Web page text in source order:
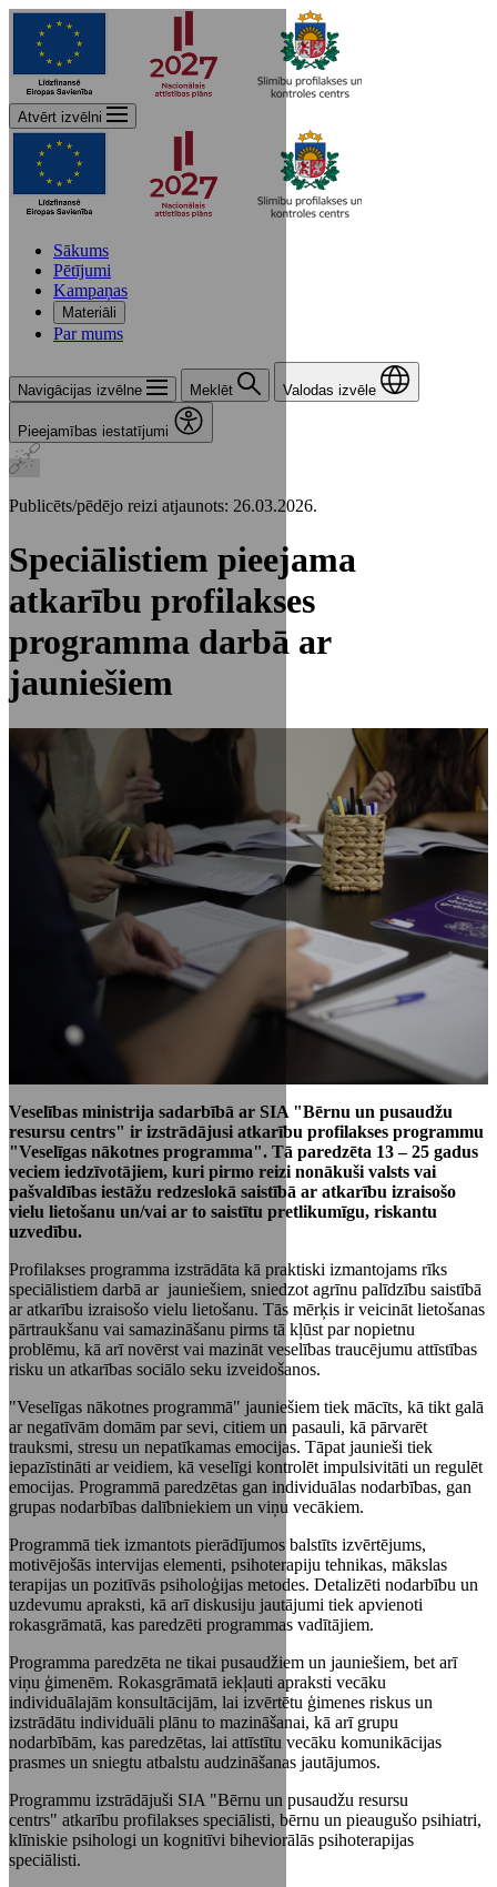
Atvērt izvēlni
Sākums
Pētījumi
Kampaņas
Materiāli
Par mums
Navigācijas izvēlne Meklēt Valodas izvēle
Pieejamības iestatījumi
Publicēts/pēdējo reizi atjaunots: 26.03.2026.
Speciālistiem pieejama
atkarību profilakses
programma darbā ar
jauniešiem
Veselības ministrija sadarbībā ar SIA "Bērnu un pusaudžu
resursu centrs" ir izstrādājusi atkarību profilakses programmu
"Veselīgas nākotnes programma". Tā paredzēta 13 – 25 gadus
veciem iedzīvotājiem, kuri pirmo reizi nonākuši valsts vai
pašvaldības iestāžu redzeslokā saistībā ar atkarību izraisošo
vielu lietošanu un/vai ar to saistītu pretlikumīgu, riskantu
uzvedību.
Profilakses programma izstrādāta kā praktiski izmantojams rīks
speciālistiem darbā ar jauniešiem, sniedzot agrīnu palīdzību saistībā
ar atkarību izraisošo vielu lietošanu. Tās mērķis ir veicināt lietošanas
pārtraukšanu vai samazināšanu pirms tā kļūst par nopietnu
problēmu, kā arī novērst vai mazināt veselības traucējumu attīstības
risku un atkarības sociālo seku izveidošanos.
"Veselīgas nākotnes programmā" jauniešiem tiek mācīts, kā tikt galā
ar negatīvām domām par sevi, citiem un pasauli, kā pārvarēt
trauksmi, stresu un nepatīkamas emocijas. Tāpat jaunieši tiek
iepazīstināti ar veidiem, kā veselīgi kontrolēt impulsivitāti un regulēt
emocijas. Programmā paredzētas gan individuālas nodarbības, gan
grupas nodarbības dalībniekiem un viņu vecākiem.
Programmā tiek izmantots pierādījumos balstīts izvērtējums,
motivējošās intervijas elementi, psihoterapiju tehnikas, mākslas
terapijas un pozitīvās psiholoģijas metodes. Detalizēti nodarbību un
uzdevumu apraksti, kā arī diskusiju jautājumi tiek apvienoti
rokasgrāmatā, kas paredzēti programmas vadītājiem.
Programma paredzēta ne tikai pusaudžiem un jauniešiem, bet arī
viņu ģimenēm. Rokasgrāmatā iekļauti apraksti vecāku
individuālajām konsultācijām, lai izvērtētu ģimenes riskus un
izstrādātu individuāli plānu to mazināšanai, kā arī grupu
nodarbībām, kas paredzētas, lai attīstītu vecāku komunikācijas
prasmes un sniegtu atbalstu audzināšanas jautājumos.
Programmu izstrādājuši SIA "Bērnu un pusaudžu resursu
centrs" atkarību profilakses speciālisti, bērnu un pieaugušo psihiatri,
klīniskie psihologi un kognitīvi biheviorālās psihoterapijas
speciālisti.